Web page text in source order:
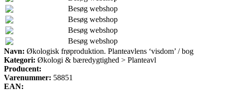
Besøg webshop
Besøg webshop
Besøg webshop
Besøg webshop
Navn: Økologisk frøproduktion. Planteavlens ‘visdom’ / bog
Kategori: Økologi & bæredygtighed > Planteavl
Producent:
Varenummer: 58851
EAN: